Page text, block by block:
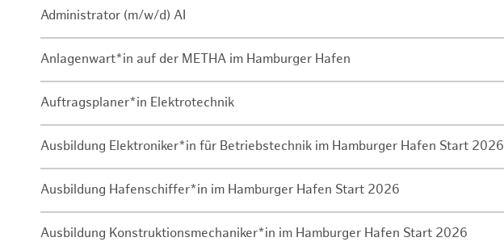
Administrator (m/w/d) AI
Anlagenwart*in auf der METHA im Hamburger Hafen
Auftragsplaner*in Elektrotechnik
Ausbildung Elektroniker*in für Betriebstechnik im Hamburger Hafen Start 2026
Ausbildung Hafenschiffer*in im Hamburger Hafen Start 2026
Ausbildung Konstruktionsmechaniker*in im Hamburger Hafen Start 2026